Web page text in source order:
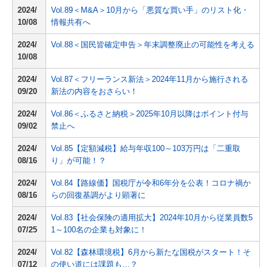
2024/
10/08
Vol.89＜M&A＞10月から「悪質な買い手」のリスト化・
情報共有へ
2024/
10/08
Vol.88＜国民皆確定申告＞年末調整廃止の可能性を考える
2024/
09/20
Vol.87＜フリーランス新法＞2024年11月から施行される
新法の内容をおさらい！
2024/
09/02
Vol.86＜ふるさと納税＞2025年10月以降はポイント付与
禁止へ
2024/
08/16
Vol.85【定額減税】給与年収100～103万円は「二重取
り」が可能！？
2024/
08/16
Vol.84【路線価】国税庁が令和6年分を公表！コロナ禍か
らの回復基調がより顕著に
2024/
07/25
Vol.83【社会保険の適用拡大】2024年10月から従業員数5
1～100名の企業も対象に！
2024/
07/12
Vol.82【森林環境税】6月から新たな国税がスタート！そ
の使い道には課題も…？